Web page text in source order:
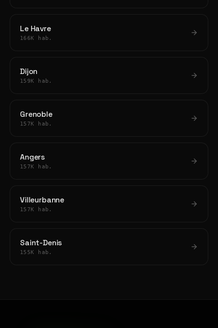
Le Havre
166K hab.
Dijon
159K hab.
Grenoble
157K hab.
Angers
157K hab.
Villeurbanne
157K hab.
Saint-Denis
155K hab.